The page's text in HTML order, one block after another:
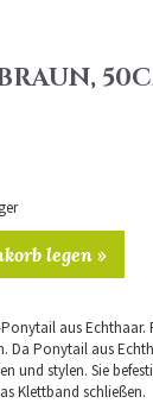
legen »
aus Echthaar.
Da Ponytail aus
und stylen. Sie
Klettband schließen.